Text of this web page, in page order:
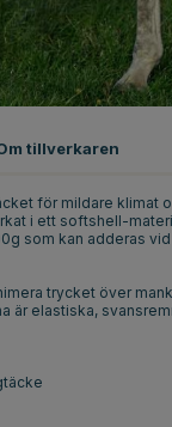
för mildare klimat
i ett softshell-
som kan adderas
trycket över
är elastiska,
tillverkaren